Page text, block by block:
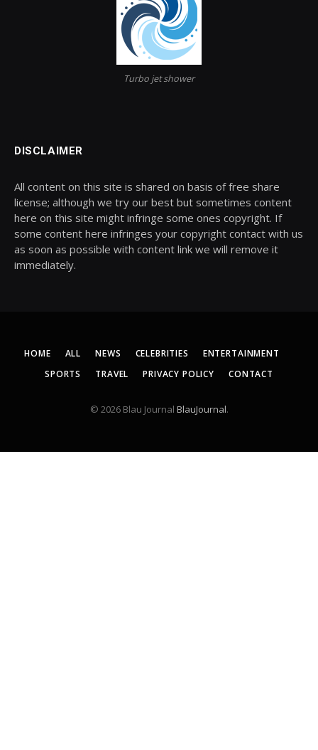
Turbo jet shower
DISCLAIMER
All content on this site is shared on basis of free share
license; although we try our best but sometimes content
here on this site might infringe some ones copyright. If
some content here infringes your copyright contact with us
as soon as possible with content link we will remove it
immediately.
HOME ALL NEWS CELEBRITIES
ENTERTAINMENT
SPORTS
TRAVEL PRIVACY POLICY CONTACT
© 2026 Blau Journal BlauJournal.